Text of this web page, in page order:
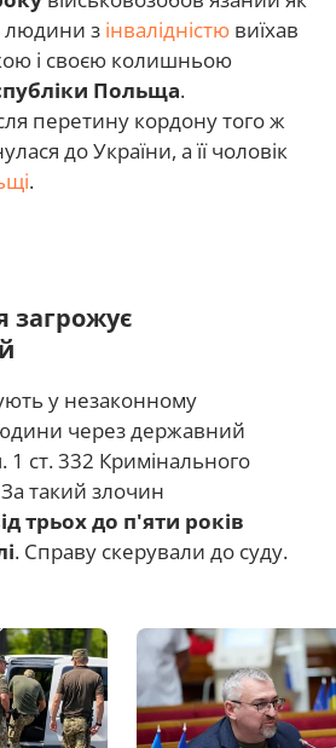
з інвалідністю виїхав
і своєю колишньою
Польща.
перетину кордону того ж
до України, а її чоловік
.
загрожує
у незаконному
через державний
1 ст. 332 Кримінального
такий злочин
трьох до п'яти років
. Справу скерували до суду.